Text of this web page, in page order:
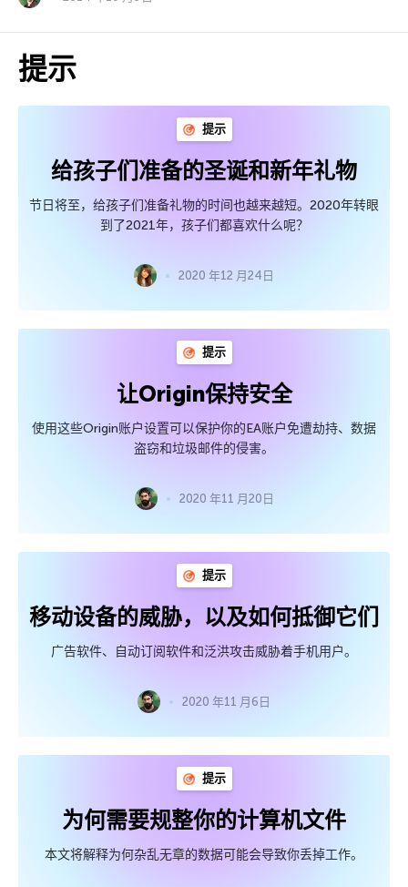
提示
提示
给孩子们准备的圣诞和新年礼物
节日将至，给孩子们准备礼物的时间也越来越短。2020年转眼
到了2021年，孩子们都喜欢什么呢？
2020 年12 月24日
提示
让Origin保持安全
使用这些Origin账户设置可以保护你的EA账户免遭劫持、数据
盗窃和垃圾邮件的侵害。
2020 年11 月20日
提示
移动设备的威胁，以及如何抵御它们
广告软件、自动订阅软件和泛洪攻击威胁着手机用户。
2020 年11 月6日
提示
为何需要规整你的计算机文件
本文将解释为何杂乱无章的数据可能会导致你丢掉工作。